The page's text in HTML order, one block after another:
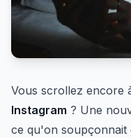
Vous scrollez encore
Instagram ? Une
ce qu'on soupçonnait